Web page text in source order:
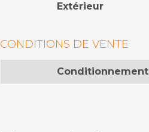
Extérieur
CONDITIONS DE VENTE
Conditionnement